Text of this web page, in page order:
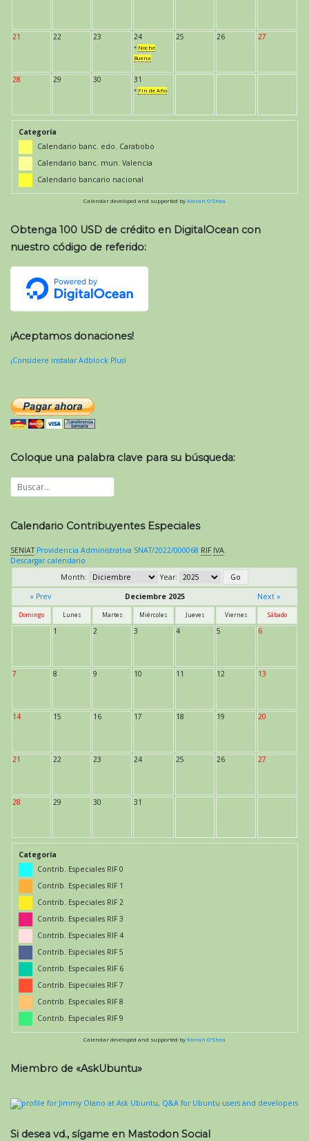
21 22 23 24
* Noche
Buena
25 26 27
28 29 30 31
* Fin de Año
Categoría
Calendario banc. edo. Carabobo
Calendario banc. mun. Valencia
Calendario bancario nacional
Calendar developed and supported by Kieran O'Shea
Obtenga 100 USD de crédito en DigitalOcean con
nuestro código de referido:
¡Aceptamos donaciones!
¡Considere instalar Adblock Plus!
Coloque una palabra clave para su búsqueda:
Calendario Contribuyentes Especiales
SENIAT Providencia Administrativa SNAT/2022/000068 RIF IVA
Descargar calendario
Month:
Year:
« Prev
Deciembre 2025 Next »
Domingo Lunes Martes Miércoles Jueves Viernes Sábado
1 2 3 4 5 6
7 8 9 10 11 12 13
14 15 16 17 18 19 20
21 22 23 24 25 26 27
28 29 30 31
Categoría
Contrib. Especiales RIF 0
Contrib. Especiales RIF 1
Contrib. Especiales RIF 2
Contrib. Especiales RIF 3
Contrib. Especiales RIF 4
Contrib. Especiales RIF 5
Contrib. Especiales RIF 6
Contrib. Especiales RIF 7
Contrib. Especiales RIF 8
Contrib. Especiales RIF 9
Calendar developed and supported by Kieran O'Shea
Miembro de «AskUbuntu»
Si desea vd., sígame en Mastodon Social